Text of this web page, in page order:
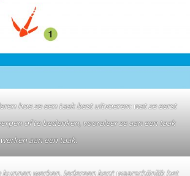
hoe ze een taak best uitvoeren: wat ze eerst
of te bedenken, vooraleer ze aan een taak
aan een taak.
werken. Iedereen kent waarschijnlijk het